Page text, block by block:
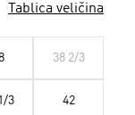
Tablica veličina
38 2/3
3 42